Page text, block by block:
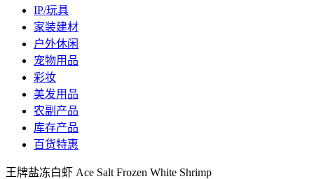
IP/玩具
家装建材
户外休闲
宠物用品
彩妆
美发用品
农副产品
库存产品
百货特惠
王牌盐冻白虾 Ace Salt Frozen White Shrimp